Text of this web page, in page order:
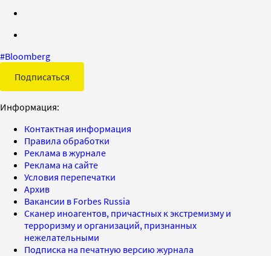
#Bloomberg
Подписаться
Информация:
Контактная информация
Правила обработки
Реклама в журнале
Реклама на сайте
Условия перепечатки
Архив
Вакансии в Forbes Russia
Сканер иноагентов, причастных к экстремизму и
терроризму и организаций, признанных
нежелательными
Подписка на печатную версию журнала